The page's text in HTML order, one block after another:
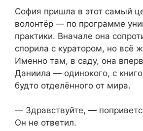
София пришла в этот самый
волонтёр — по программе
практики. Вначале она
спорила с куратором, но всё
Именно там, в саду, она
Даниила — одинокого, с
будто отделённого от мира.
— Здравствуйте, —
Он не ответил.